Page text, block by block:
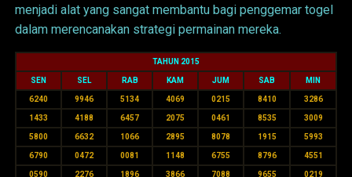
menjadi alat yang sangat membantu bagi penggemar togel
dalam merencanakan strategi permainan mereka.
TAHUN 2015
SEN SEL RAB KAM JUM SAB MIN
6240 9946 5134 4069 0215 8410 3286
1433 4188 6457 2075 0461 8535 3009
5800 6632 1066 2895 8078 1915 5993
6790 0472 0081 1148 6755 8796 4551
0590 2276 1896 3866 7088 9655 0219